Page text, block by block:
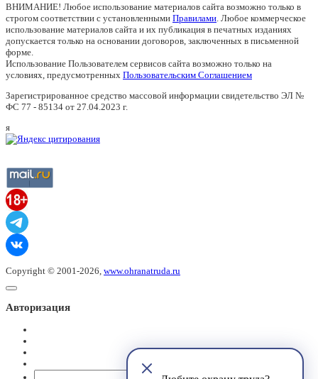
ВНИМАНИЕ! Любое использование материалов сайта возможно только в
строгом соответствии с установленными Правилами . Любое коммерческое
использование материалов сайта и их публикация в печатных изданиях
допускается только на основании договоров, заключенных в письменной
форме.
Использование Пользователем сервисов сайта возможно только на
условиях, предусмотренных Пользовательским Соглашением
Зарегистрированное средство массовой информации свидетельство ЭЛ №
ФС 77 - 85134 от 27.04.2023 г.
я
Copyright © 2001-2026, www.ohranatruda.ru
Авторизация